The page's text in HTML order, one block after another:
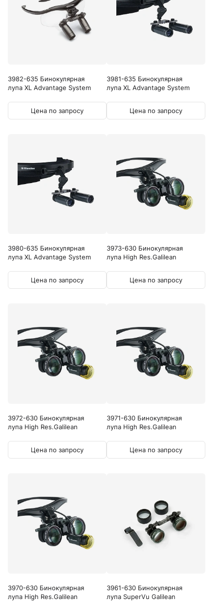
3982-635 Бинокулярная
лупа XL Advantage System
Цена по запросу
3981-635 Бинокулярная
лупа XL Advantage System
Цена по запросу
3980-635 Бинокулярная
лупа XL Advantage System
Цена по запросу
3973-630 Бинокулярная
лупа High Res.Galilean
Цена по запросу
3972-630 Бинокулярная
лупа High Res.Galilean
Цена по запросу
3971-630 Бинокулярная
лупа High Res.Galilean
Цена по запросу
3970-630 Бинокулярная
лупа High Res.Galilean
3961-630 Бинокулярная
лупа SuperVu Galilean